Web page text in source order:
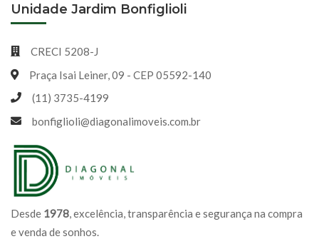
Desde 1978, excelência, transparência e segurança na compra
e venda de sonhos.
Unidade Jardim Bonfiglioli
CRECI 5208-J
Praça Isai Leiner, 09 - CEP 05592-140
(11) 3735-4199
bonfiglioli@diagonalimoveis.com.br